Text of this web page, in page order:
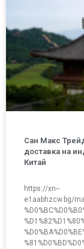
Сан Макс
доставка на
Китай
https://xn--
e1aabhzcw.bg/